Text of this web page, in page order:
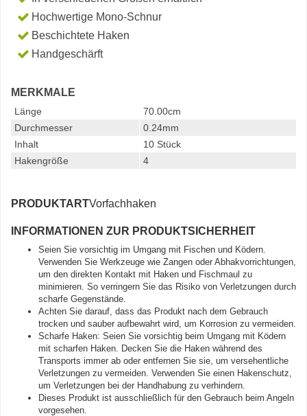
Hochwertige Mono-Schnur
Beschichtete Haken
Handgeschärft
MERKMALE
Länge
70.00cm
Durchmesser
0.24mm
Inhalt
10 Stück
Hakengröße
4
PRODUKTARTVorfachhaken
INFORMATIONEN ZUR PRODUKTSICHERHEIT
Seien Sie vorsichtig im Umgang mit Fischen und Ködern.
Verwenden Sie Werkzeuge wie Zangen oder Abhakvorrichtungen,
um den direkten Kontakt mit Haken und Fischmaul zu
minimieren. So verringern Sie das Risiko von Verletzungen durch
scharfe Gegenstände.
Achten Sie darauf, dass das Produkt nach dem Gebrauch
trocken und sauber aufbewahrt wird, um Korrosion zu vermeiden.
Scharfe Haken: Seien Sie vorsichtig beim Umgang mit Ködern
mit scharfen Haken. Decken Sie die Haken während des
Transports immer ab oder entfernen Sie sie, um versehentliche
Verletzungen zu vermeiden. Verwenden Sie einen Hakenschutz,
um Verletzungen bei der Handhabung zu verhindern.
Dieses Produkt ist ausschließlich für den Gebrauch beim Angeln
vorgesehen.